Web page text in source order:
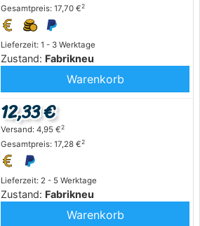
Lieferzeit: 1 - 3 Werktage
Zustand: Fabrikneu
Gesamtpreis: 17,70 €2
Warenkorb
Lieferzeit: 2 - 5 Werktage
Zustand: Fabrikneu
12,33 €
Versand: 4,95 €2
Gesamtpreis: 17,28 €2
Warenkorb